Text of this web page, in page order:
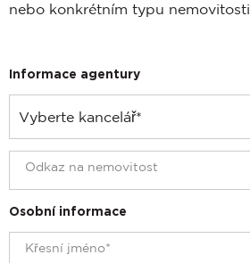
nebo konkrétním typu nemovitosti
Informace agentury
Osobní informace